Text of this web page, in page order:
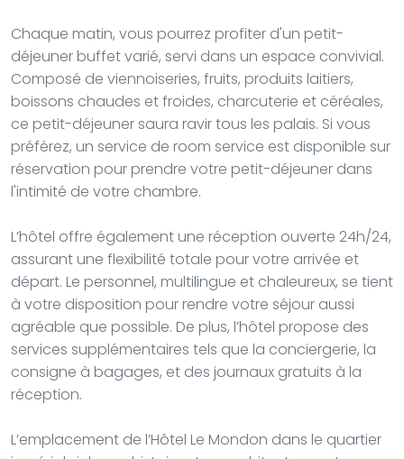
Chaque matin, vous pourrez profiter d'un petit-
déjeuner buffet varié, servi dans un espace convivial.
Composé de viennoiseries, fruits, produits laitiers,
boissons chaudes et froides, charcuterie et céréales,
ce petit-déjeuner saura ravir tous les palais. Si vous
préférez, un service de room service est disponible sur
réservation pour prendre votre petit-déjeuner dans
l'intimité de votre chambre.
L’hôtel offre également une réception ouverte 24h/24,
assurant une flexibilité totale pour votre arrivée et
départ. Le personnel, multilingue et chaleureux, se tient
à votre disposition pour rendre votre séjour aussi
agréable que possible. De plus, l’hôtel propose des
services supplémentaires tels que la conciergerie, la
consigne à bagages, et des journaux gratuits à la
réception.
L’emplacement de l’Hôtel Le Mondon dans le quartier